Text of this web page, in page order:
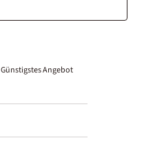
Günstigstes Angebot